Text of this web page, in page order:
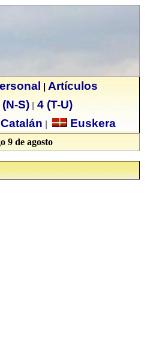
Artículos
(N-S)
4 (T-U)
Euskera
9 de agosto